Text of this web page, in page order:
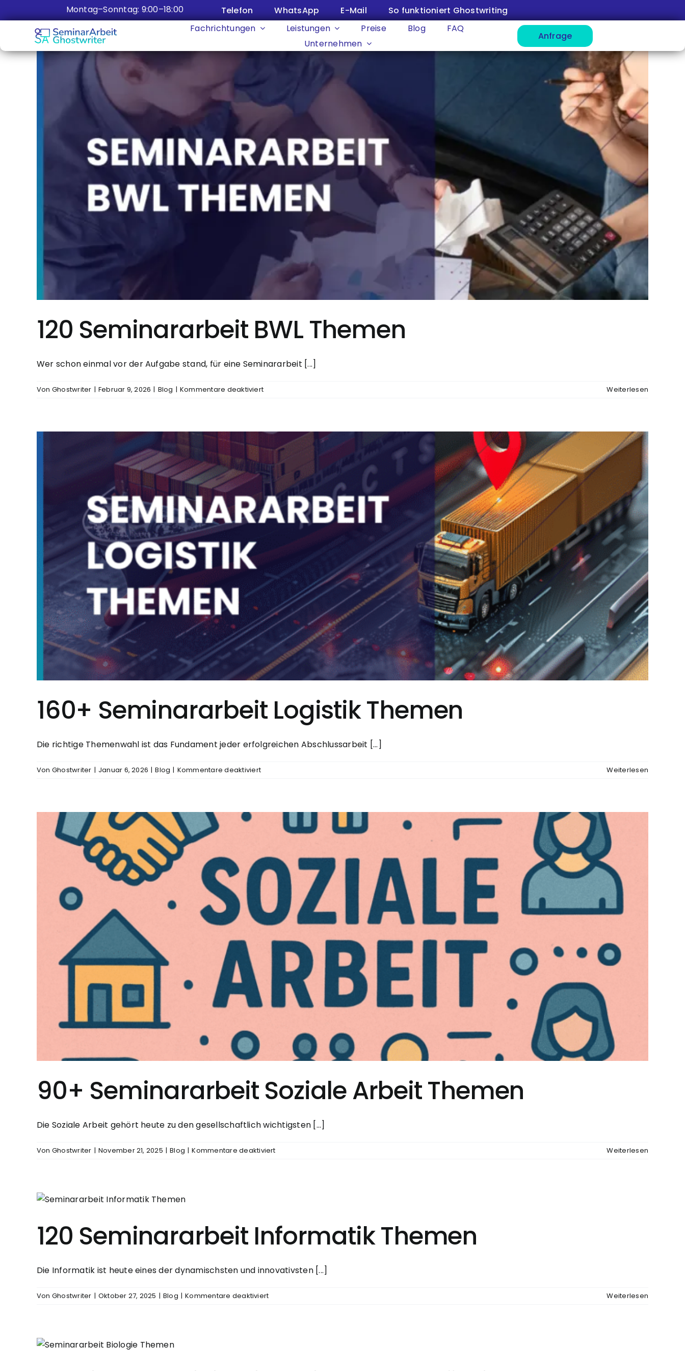
Inhalt
springen
Montag–Sonntag: 9:00–18:00 Telefon WhatsApp E-Mail
So funktioniert Ghostwriting
Fachrichtungen
Leistungen Preise Blog
FAQ
Unternehmen
Anfrage
120 Seminararbeit BWL Themen
Wer schon einmal vor der Aufgabe stand, für eine Seminararbeit [...]
Von Ghostwriter | Februar 9, 2026 | Blog | Kommentare deaktiviertfür
Themen
Weiterlesen
160+ Seminararbeit Logistik Themen
Die richtige Themenwahl ist das Fundament jeder erfolgreichen Abschlussarbeit [...]
Von Ghostwriter | Januar 6, 2026 | Blog | Kommentare deaktiviertfür
Themen
Weiterlesen
90+ Seminararbeit Soziale Arbeit Themen
Die Soziale Arbeit gehört heute zu den gesellschaftlich wichtigsten [...]
Von Ghostwriter | November 21, 2025 | Blog | Kommentare deaktiviertfür
Weiterlesen
120 Seminararbeit Informatik Themen
Die Informatik ist heute eines der dynamischsten und innovativsten [...]
Von Ghostwriter | Oktober 27, 2025 | Blog | Kommentare deaktiviertfür
Weiterlesen